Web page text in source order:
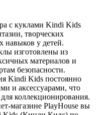
с куклами Kindi Kids
творческих
навыков у детей.
изготовлены из
материалов и
безопасности.
Kindi Kids постоянно
и аксессуарами, что
коллекционирования.
магазине PlayHouse вы